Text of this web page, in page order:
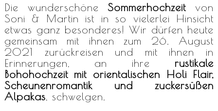
Die wunderschöne Sommerhochzeit von
Soni & Martin ist in so vielerlei Hinsicht
etwas ganz besonderes! Wir dürfen heute
gemeinsam mit ihnen zum 26. August
2021 zurückreisen und mit ihnen in
Erinnerungen, an ihre rustikale
Bohohochzeit mit orientalischen Holi Flair,
Scheunenromantik und zuckersüßen
Alpakas, schwelgen.